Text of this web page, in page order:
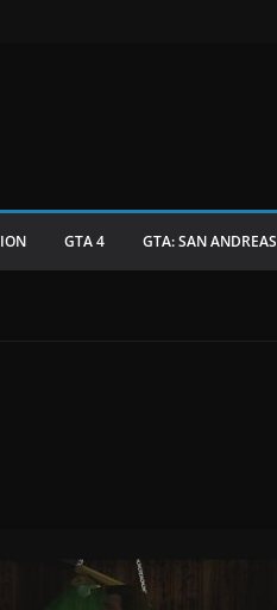
GTA 4 GTA: SAN ANDREAS